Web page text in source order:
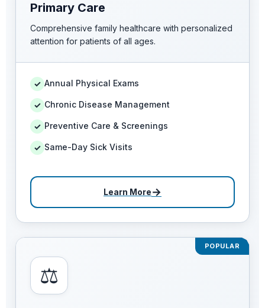
Primary Care
Comprehensive family healthcare with personalized
attention for patients of all ages.
✓ Annual Physical Exams
✓ Chronic Disease Management
✓ Preventive Care & Screenings
✓ Same-Day Sick Visits
Learn More→
POPULAR
⚖️